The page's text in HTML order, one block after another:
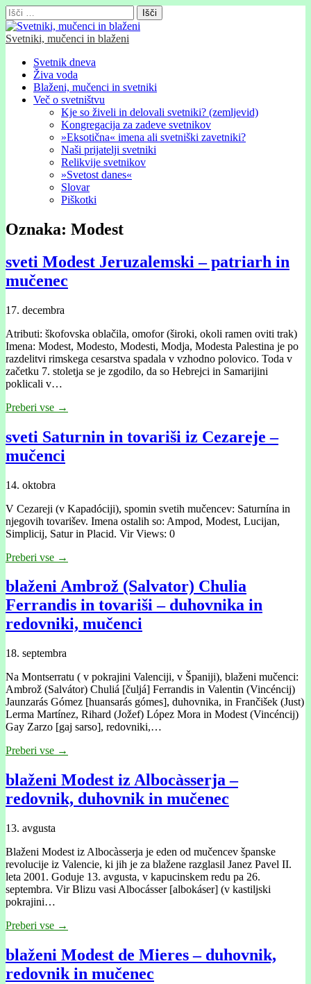
Išči:
Svetniki, mučenci in blaženi
Glavni
meni
Skip
content
Svetnik dneva
Živa voda
Blaženi, mučenci in svetniki
Več o svetništvu
Kje so živeli in delovali svetniki? (zemljevid)
Kongregacija za zadeve svetnikov
»Eksotična« imena ali svetniški zavetniki?
Naši prijatelji svetniki
Relikvije svetnikov
»Svetost danes«
Slovar
Piškotki
Oznaka: Modest
sveti Modest Jeruzalemski – patriarh in
mučenec
17. decembra
Atributi: škofovska oblačila, omofor (široki, okoli ramen oviti trak)
Imena: Modest, Modesto, Modesti, Modja, Modesta Palestina je po
razdelitvi rimskega cesarstva spadala v vzhodno polovico. Toda v
začetku 7. stoletja se je zgodilo, da so Hebrejci in Samarijini
poklicali v…
Preberi vse →
sveti Saturnin in tovariši iz Cezareje –
mučenci
14. oktobra
V Cezareji (v Kapadóciji), spomin svetih mučencev: Saturnína in
njegovih tovarišev. Imena ostalih so: Ampod, Modest, Lucijan,
Simplicij, Satur in Placid. Vir Views: 0
Preberi vse →
blaženi Ambrož (Salvator) Chulia
Ferrandis in tovariši – duhovnika in
redovniki, mučenci
18. septembra
Na Montserratu ( v pokrajini Valenciji, v Španiji), blaženi mučenci:
Ambrož (Salvátor) Chuliá [čuljá] Ferrandis in Valentin (Vincéncij)
Jaunzarás Gómez [huansarás gómes], duhovnika, in Frančišek (Just)
Lerma Martínez, Rihard (Jožef) López Mora in Modest (Vincéncij)
Gay Zarzo [gaj sarso], redovniki,…
Preberi vse →
blaženi Modest iz Albocàsserja –
redovnik, duhovnik in mučenec
13. avgusta
Blaženi Modest iz Albocàsserja je eden od mučencev španske
revolucije iz Valencie, ki jih je za blažene razglasil Janez Pavel II.
leta 2001. Goduje 13. avgusta, v kapucinskem redu pa 26.
septembra. Vir Blizu vasi Albocásser [albokáser] (v kastiljski
pokrajini…
Preberi vse →
blaženi Modest de Mieres – duhovnik,
redovnik in mučenec